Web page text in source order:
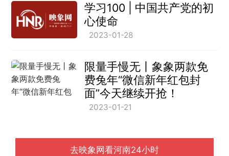
学习100 | 中国共产党的初
心使命
2023-01-28
限量手慢无丨象象两款免
费兔年“微信新年红包封
面”今天继续开抢！
2023-01-21
去映象网看河南24小时